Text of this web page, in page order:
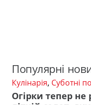
Популярні
Кулінарія, Суботні
Огірки тепер не